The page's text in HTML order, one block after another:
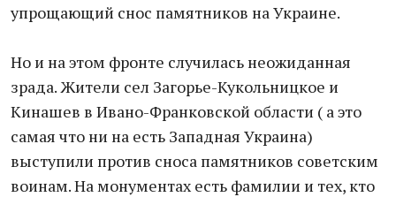
упрощающий снос памятников на Украине.
Но и на этом фронте случилась неожиданная
зрада. Жители сел Загорье-Кукольницкое и
Кинашев в Ивано-Франковской области ( а это
самая что ни на есть Западная Украина)
выступили против сноса памятников советским
воинам. На монументах есть фамилии и тех, кто